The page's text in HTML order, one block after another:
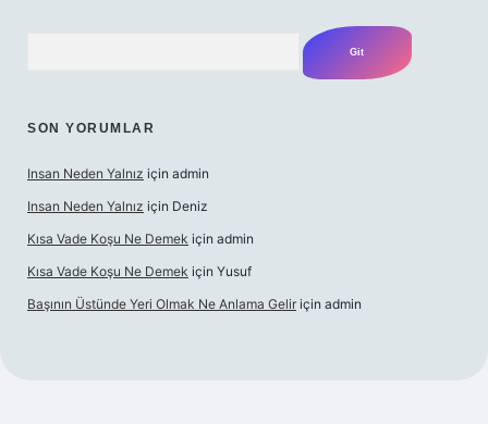
SON YORUMLAR
Insan Neden Yalnız için admin
Insan Neden Yalnız için Deniz
Kısa Vade Koşu Ne Demek için admin
Kısa Vade Koşu Ne Demek için Yusuf
Başının Üstünde Yeri Olmak Ne Anlama Gelir için admin